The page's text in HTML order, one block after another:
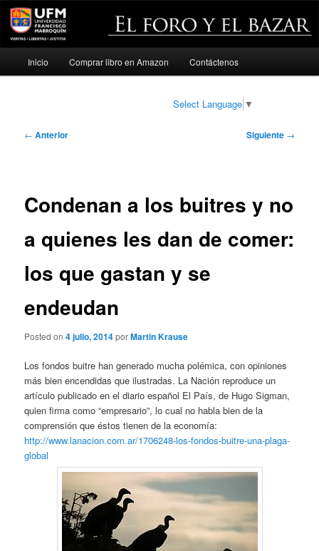
Ir
Inicio Comprar libro en Amazon Contáctenos
Select Language ▼
Navegación
← Anterior Siguiente →
Condenan a los buitres y no
a quienes les dan de comer:
los que gastan y se
endeudan
Posted on4 julio, 2014porMartin Krause
Los fondos buitre han generado mucha polémica, con opiniones
más bien encendidas que ilustradas. La Nación reproduce un
artículo publicado en el diario español El País, de Hugo Sigman,
quien firma como “empresario”, lo cual no habla bien de la
comprensión que éstos tienen de la economía:
http://www.lanacion.com.ar/1706248-los-fondos-buitre-una-plaga-
global